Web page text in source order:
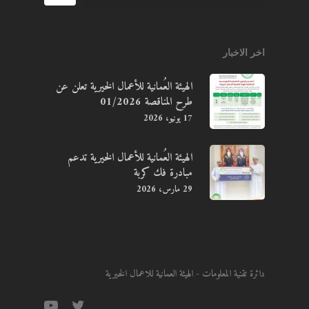
اخر الاخبار
الهيئة العُمانية للأعمال الخيرية تعلن عن
طرح المناقصة 01/2026
17 يونيو، 2026
الهيئة العُمانية للأعمال الخيرية تدعم
مبادرة فك كربة
29 مارس، 2026
دائرة تقنية المعلومات - الهيئة العمانية للاعمال الخيرية